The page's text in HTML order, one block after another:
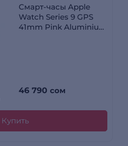
Смарт-часы Apple
Watch Series 9 GPS
41mm Pink Aluminium
46 790 сом
Купить